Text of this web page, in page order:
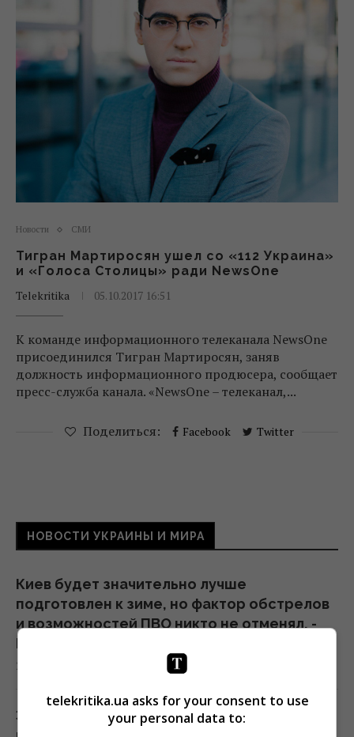
Новости СМИ
Тигран Мартиросян ушел со «112 Украина»
и «Голоса Столицы» ради NewsOne
Telekritika
05.10.2017 16:51
К команде информационного телеканала NewsOne
присоединился Тигран Мартиросян, заняв
должность информационного продюсера, сообщает
пресс-служба канала. «NewsOne – телеканал,...
Поделиться: Facebook Twitter
НОВОСТИ УКРАИНЫ И МИРА
Киев будет значительно лучше
подготовлен к зиме, но фактор обстрелов
и возможностей ПВО никто не отменял, -
Пантелеев
20:01 пятница, 07 августа 2026
Зеленский прибыл в Сербию: подробности
telekritika.ua asks for your consent to use
your personal data to: